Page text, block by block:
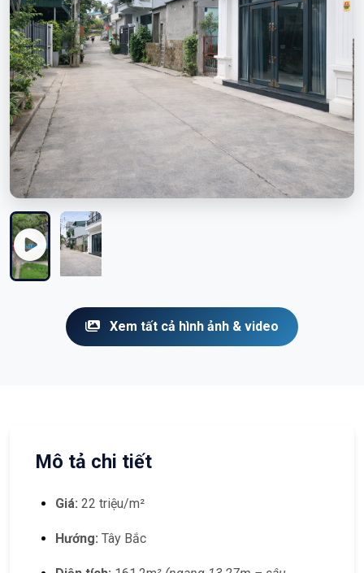
Xem tất cả hình ảnh & video
Mô tả chi tiết
Giá: 22 triệu/m²
Hướng: Tây Bắc